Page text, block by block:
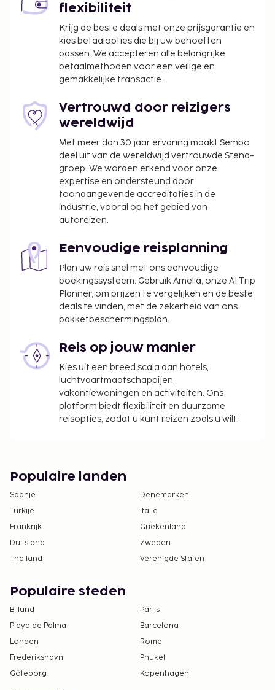
vindt de recreatieve voorzieningen vast leuk, met
onder meer een healthclub, een buitenzwembad en
een binnenzwembad. Dit hotel heeft ook gratis wifi
en conciërgeservices. Geniet van een maaltijd bij
The Griffin Brasserie of bestel een snack in de
koffiebar/het café van dit hotel. Sluit je dag af met
een drankje in een bar/lounge of een poolbar.
Dagelijks kun je van 07.30 uur tot 10.30 uur genieten
van een gratis ontbijtbuffet. Hotelstars Union kent
in Malta een officiële sterrenclassificatie toe. Deze
accommodatie heeft 5 sterren toegekend
De volgende kosten dienen bij de accommodatie te
worden betaald. De kosten kunnen inclusief
toepasselijke belastingen zijn:
De stad heft de volgende belasting: EUR 1.50
per persoon, per nacht voor maximaal 15
nachten. Deze belasting is niet van toepassing
op kinderen die jonger zijn dan 18 jaar.
We hebben alle kosten vermeld die de
accommodatie aan ons heeft doorgegeven.
Toeslag voor overdekt parkeren: EUR 8 per dag
Valetparkeerkosten: EUR 8 per dag
Deze lijst is mogelijk niet volledig. Toeslagen en
borgsommen zijn mogelijk excl. btw en kunnen
flexibiliteit
Krijg de beste deals met onze prijsgarantie en
kies betaalopties die bij uw behoeften
passen. We accepteren alle belangrijke
betaalmethoden voor een veilige en
gemakkelijke transactie.
Vertrouwd door reizigers
wereldwijd
Met meer dan 30 jaar ervaring maakt Sembo
deel uit van de wereldwijd vertrouwde Stena-
groep. We worden erkend voor onze
expertise en ondersteund door
toonaangevende accreditaties in de
industrie, vooral op het gebied van
autoreizen.
Eenvoudige reisplanning
Plan uw reis snel met ons eenvoudige
boekingssysteem. Gebruik Amelia, onze AI Trip
Planner, om prijzen te vergelijken en de beste
deals te vinden, met de zekerheid van ons
pakketbeschermingsplan.
Reis op jouw manier
Kies uit een breed scala aan hotels,
luchtvaartmaatschappijen,
vakantiewoningen en activiteiten. Ons
platform biedt flexibiliteit en duurzame
reisopties, zodat u kunt reizen zoals u wilt.
Populaire landen
Spanje
Denemarken
Turkije
Italië
Frankrijk
Griekenland
Duitsland
Zweden
Thailand
Verenigde Staten
Populaire steden
Billund
Parijs
Playa de Palma
Barcelona
Londen
Rome
Frederikshavn
Phuket
Göteborg
Kopenhagen